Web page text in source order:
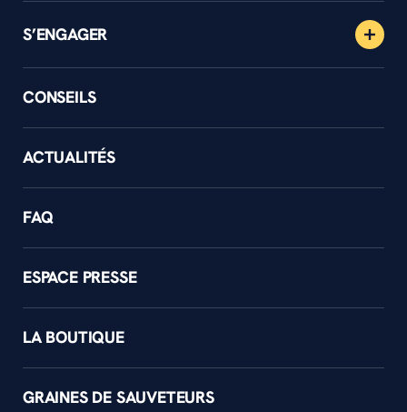
S’ENGAGER
CONSEILS
ACTUALITÉS
FAQ
ESPACE PRESSE
LA BOUTIQUE
GRAINES DE SAUVETEURS